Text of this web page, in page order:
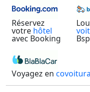
Réservez
votre hôtel
avec Booking
Voyagez en